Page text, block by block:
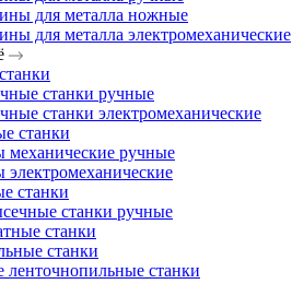
для металла ножные
для металла электромеханические
станки ручные
станки электромеханические
станки
механические ручные
электромеханические
станки
станки ручные
станки
станки
ленточнопильные станки